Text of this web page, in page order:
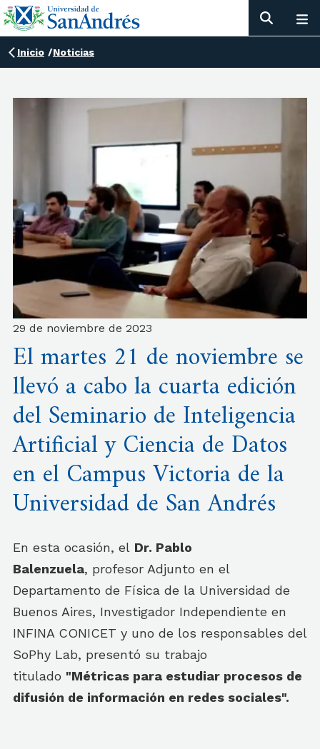
Inicio /Noticias
29 de noviembre de 2023
El martes 21 de noviembre se
llevó a cabo la cuarta edición
del Seminario de Inteligencia
Artificial y Ciencia de Datos
en el Campus Victoria de la
Universidad de San Andrés
En esta ocasión, el Dr. Pablo
Balenzuela, profesor Adjunto en el
Departamento de Física de la Universidad de
Buenos Aires, Investigador Independiente en
INFINA CONICET y uno de los responsables del
SoPhy Lab, presentó su trabajo
titulado "Métricas para estudiar procesos de
difusión de información en redes sociales".